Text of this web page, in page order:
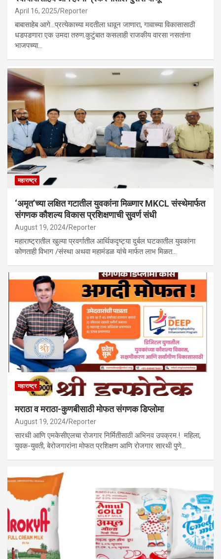
April 16, 2025 Reporter
बाबासाहेब आगे…प्रत्येकाच्या मदतीला धावून जाणारा, गावाच्या विकासासाठी
धडपडणारा एक उमदा तरुण.कुटुंबात कसलाही राजकीय वारसा नसतांना
भाजपच्या…
महाराष्ट्र
‘अमृत’च्या लक्षित गटातील युवकांना मिळ्णार MKCL संस्थेमार्फत
संगणक कौशल्य विकास प्रशिक्षणाची सुवर्ण संधी
August 19, 2024 Reporter
महाराष्ट्रातील खुल्या प्रवर्गातील आर्थिकदृष्ट्या दुर्बल घटकातील युवकांना
कोणताही विभाग /संस्था अथवा महामंडळ यांचे मार्फत लाभ मिळत…
महाराष्ट्र
मराठा व मराठा-कुणबीसाठी मोफत संगणक डिप्लोमा
August 19, 2024 Reporter
सारथी आणि एमकेसीएलचा रोजगार निर्मितीसाठी अभिनव उपक्रम.! महिला,
युवक-युवती, बेरोजगारांना मोफत प्रशिक्षण आणि रोजगार सारथी पुणे…